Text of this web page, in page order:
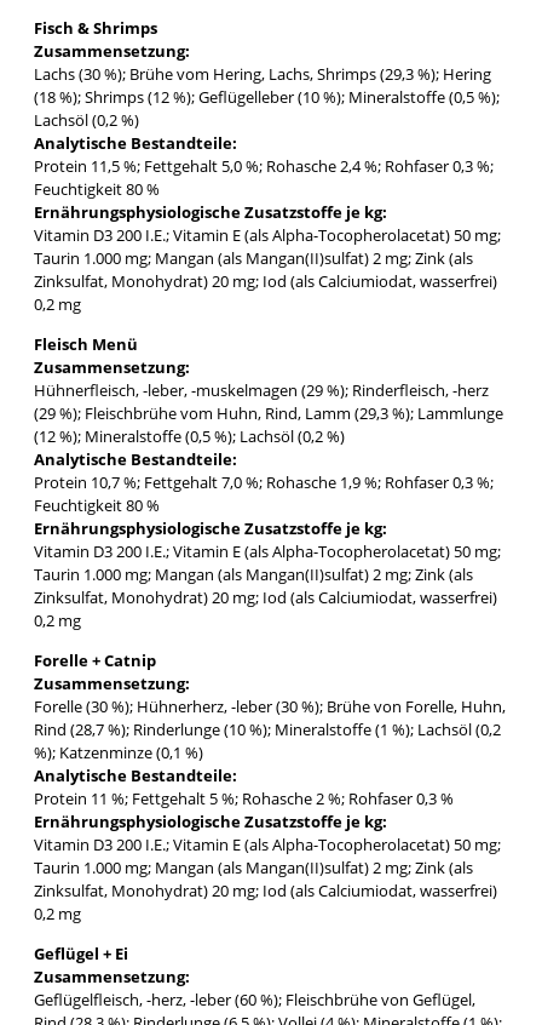
Fisch & Shrimps
Zusammensetzung:
Lachs (30 %); Brühe vom Hering, Lachs, Shrimps (29,3 %); Hering
(18 %); Shrimps (12 %); Geflügelleber (10 %); Mineralstoffe (0,5 %);
Lachsöl (0,2 %)
Analytische Bestandteile:
Protein 11,5 %; Fettgehalt 5,0 %; Rohasche 2,4 %; Rohfaser 0,3 %;
Feuchtigkeit 80 %
Ernährungsphysiologische Zusatzstoffe je kg:
Vitamin D3 200 I.E.; Vitamin E (als Alpha-Tocopherolacetat) 50 mg;
Taurin 1.000 mg; Mangan (als Mangan(II)sulfat) 2 mg; Zink (als
Zinksulfat, Monohydrat) 20 mg; Iod (als Calciumiodat, wasserfrei)
0,2 mg
Fleisch Menü
Zusammensetzung:
Hühnerfleisch, -leber, -muskelmagen (29 %); Rinderfleisch, -herz
(29 %); Fleischbrühe vom Huhn, Rind, Lamm (29,3 %); Lammlunge
(12 %); Mineralstoffe (0,5 %); Lachsöl (0,2 %)
Analytische Bestandteile:
Protein 10,7 %; Fettgehalt 7,0 %; Rohasche 1,9 %; Rohfaser 0,3 %;
Feuchtigkeit 80 %
Ernährungsphysiologische Zusatzstoffe je kg:
Vitamin D3 200 I.E.; Vitamin E (als Alpha-Tocopherolacetat) 50 mg;
Taurin 1.000 mg; Mangan (als Mangan(II)sulfat) 2 mg; Zink (als
Zinksulfat, Monohydrat) 20 mg; Iod (als Calciumiodat, wasserfrei)
0,2 mg
Forelle + Catnip
Zusammensetzung:
Forelle (30 %); Hühnerherz, -leber (30 %); Brühe von Forelle, Huhn,
Rind (28,7 %); Rinderlunge (10 %); Mineralstoffe (1 %); Lachsöl (0,2
%); Katzenminze (0,1 %)
Analytische Bestandteile:
Protein 11 %; Fettgehalt 5 %; Rohasche 2 %; Rohfaser 0,3 %
Ernährungsphysiologische Zusatzstoffe je kg:
Vitamin D3 200 I.E.; Vitamin E (als Alpha-Tocopherolacetat) 50 mg;
Taurin 1.000 mg; Mangan (als Mangan(II)sulfat) 2 mg; Zink (als
Zinksulfat, Monohydrat) 20 mg; Iod (als Calciumiodat, wasserfrei)
0,2 mg
Geflügel + Ei
Zusammensetzung:
Geflügelfleisch, -herz, -leber (60 %); Fleischbrühe von Geflügel,